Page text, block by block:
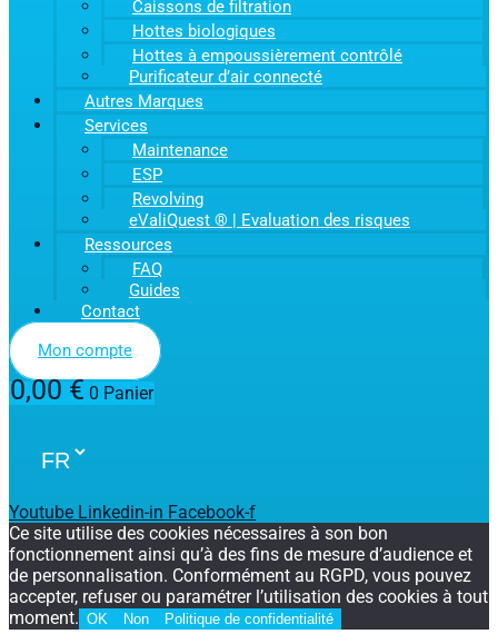
Caissons de filtration
Hottes biologiques
Hottes à empoussièrement contrôlé
Purificateur d’air connecté
Autres Marques
Services
Maintenance
ESP
Revolving
eValiQuest ® | Evaluation des risques
Ressources
FAQ
Guides
Contact
Mon compte
0,00€ 0 Panier
Youtube Linkedin-in Facebook-f
Ce site utilise des cookies nécessaires à son bon
fonctionnement ainsi qu’à des fins de mesure d’audience et
de personnalisation. Conformément au RGPD, vous pouvez
accepter, refuser ou paramétrer l’utilisation des cookies à tout
moment. OK Non Politique de confidentialité